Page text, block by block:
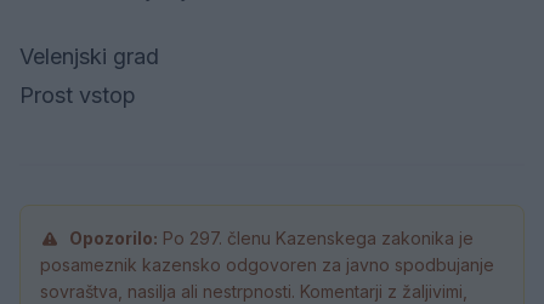
Velenjski grad
Prost vstop
Opozorilo: Po 297. členu Kazenskega zakonika je
posameznik kazensko odgovoren za javno spodbujanje
sovraštva, nasilja ali nestrpnosti. Komentarji z žaljivimi,